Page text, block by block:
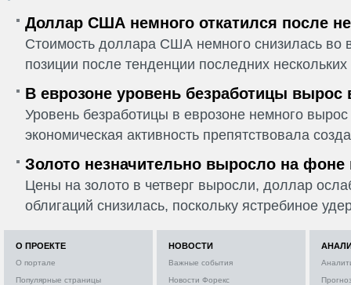
Доллар США немного откатился после
Стоимость доллара США немного снизилась во
позиции после тенденции последних
В еврозоне уровень безработицы вырос
Уровень безработицы в еврозоне немного
экономическая активность препятствовала
Золото незначительно выросло на фоне
Цены на золото в четверг выросли, доллар
облигаций снизилась, поскольку ястребиное
О ПРОЕКТЕ
О портале
Популярные страницы
НОВОСТИ
Важные события
Новости Форекс